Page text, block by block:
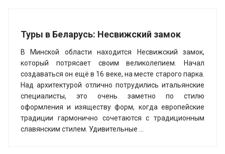
Туры в Беларусь: Несвижский замок
В Минской области находится Несвижский замок,
который потрясает своим великолепием. Начал
создаваться он ещё в 16 веке, на месте старого парка.
Над архитектурой отлично потрудились итальянские
специалисты, это очень заметно по стилю
оформления и изяществу форм, когда европейские
традиции гармонично сочетаются с традиционным
славянским стилем. Удивительные ...